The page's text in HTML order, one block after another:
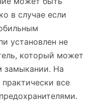
в случае если
установлен не
который может
замыкании. На
все